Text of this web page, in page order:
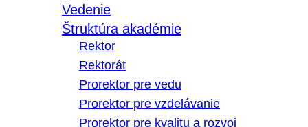
Vedenie
Štruktúra akadémie
Rektor
Rektorát
Prorektor pre vedu
Prorektor pre vzdelávanie
Prorektor pre kvalitu a rozvoj